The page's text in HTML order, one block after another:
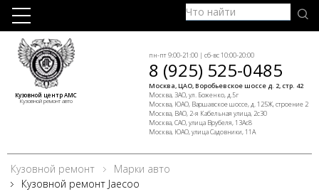
Кузовной центр АМС
Кузовной ремонт авто
пн-пт 9:00-21:00 | сб-вс 10:00-20:00
8 (925) 525-0485
Москва, ЦАО, Воробьевское шоссе д. 2, стр. 42
Москва, ЗАО, ул. Боженко, д.5г
Москва, ЮАО, Варшавское шоссе, д. 125Ж, строение 2
Москва, ВАО, 2-я Кабельная улица, 2с30
Москва, САО, улица Врубеля, 13Ас8
Москва, ЮАО, улица Садовники, 11А
Кузовной ремонт
Марки авто
Кузовной ремонт Jaecoo